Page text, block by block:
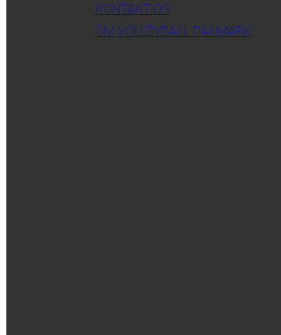
KONTAKT OS
OM VOLLEYBALL DANMARK